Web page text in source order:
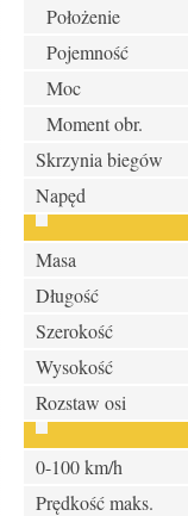
Położenie
Pojemność
Moc
Moment obr.
Skrzynia biegów
Napęd
Masa
Długość
Szerokość
Wysokość
Rozstaw osi
0-100 km/h
Prędkość maks.